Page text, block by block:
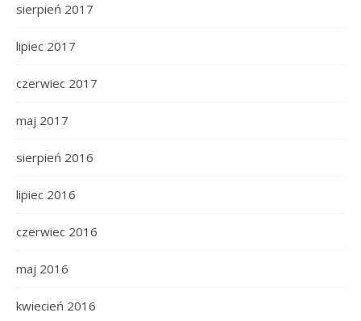
sierpień 2017
lipiec 2017
czerwiec 2017
maj 2017
sierpień 2016
lipiec 2016
czerwiec 2016
maj 2016
kwiecień 2016